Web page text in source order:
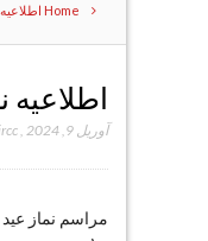
Home
اطلاعیه
آوریل 9, 2024 ,
ircc